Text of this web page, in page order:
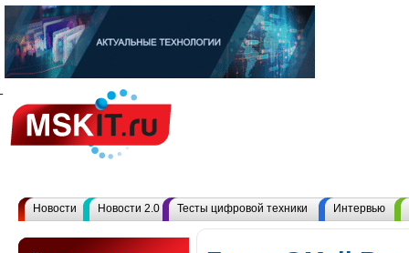
Новости Новости 2.0 Тесты цифровой техники Интервью